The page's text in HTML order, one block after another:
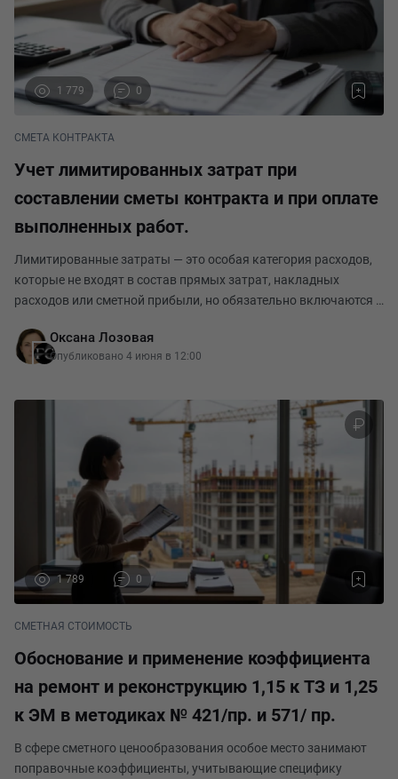
1 779 0
СМЕТА КОНТРАКТА
Учет лимитированных затрат при
составлении сметы контракта и при оплате
выполненных работ.
Лимитированные затраты — это особая категория расходов,
которые не входят в состав прямых затрат, накладных
расходов или сметной прибыли, но обязательно включаются в
Затраты на временные здания и сооружения (ВЗ
Оксана Лозовая
Опубликовано 4 июня в 12:00
1 789 0
СМЕТНАЯ СТОИМОСТЬ
Обоснование и применение коэффициента
на ремонт и реконструкцию 1,15 к ТЗ и 1,25
к ЭМ в методиках № 421/пр. и 571/ пр.
В сфере сметного ценообразования особое место занимают
поправочные коэффициенты, учитывающие специфику